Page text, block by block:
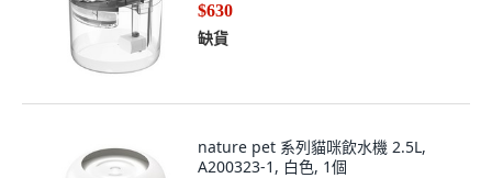
$630
缺貨
nature pet 系列貓咪飲水機 2.5L,
A200323-1, 白色, 1個